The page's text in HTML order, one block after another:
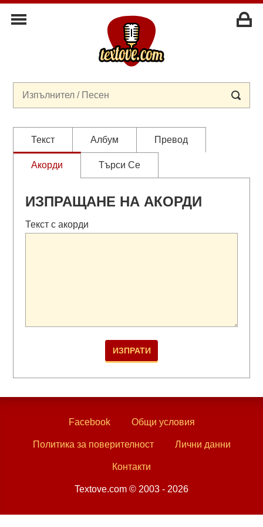
Текст Албум Превод
Акорди Търси Се
ИЗПРАЩАНЕ НА АКОРДИ
Текст с акорди
Facebook Общи условия
Политика за поверителност Лични данни
Контакти
Textove.com © 2003 - 2026